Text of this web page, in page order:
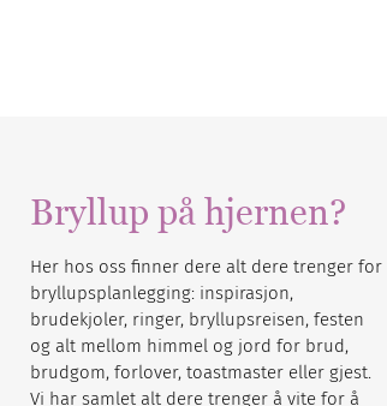
Bryllup på hjernen?
Her hos oss finner dere alt dere trenger for
bryllupsplanlegging: inspirasjon,
brudekjoler, ringer, bryllupsreisen, festen
og alt mellom himmel og jord for brud,
brudgom, forlover, toastmaster eller gjest.
Vi har samlet alt dere trenger å vite for å